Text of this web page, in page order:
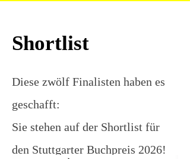
Shortlist
Diese zwölf Finalisten haben es
geschafft:
Sie stehen auf der Shortlist für
den Stuttgarter Buchpreis 2026!